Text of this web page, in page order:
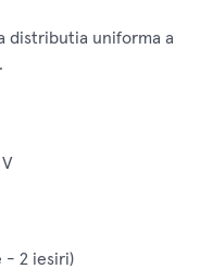
distributia uniforma a
- 2 iesiri)